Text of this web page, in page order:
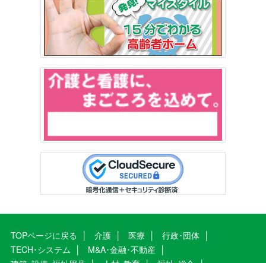
TOPページに戻る 介護 医療
行政･団体
TECH･システム
M&A･金融･不動産